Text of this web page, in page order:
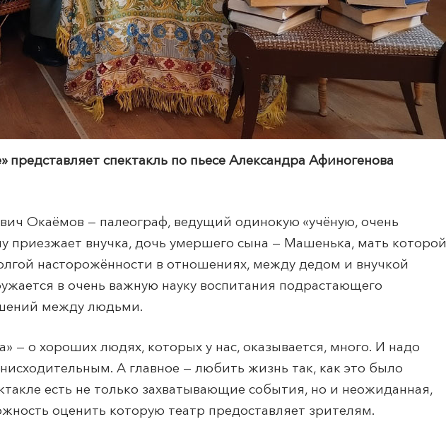
спектакль по пьесе Александра Афиногенова
Окаёмов — палеограф, ведущий одинокую «учёную, очень
приезжает внучка, дочь умершего сына — Машенька, мать которой
насторожённости в отношениях, между дедом и внучкой
в очень важную науку воспитания подрастающего
между людьми.
— о хороших людях, которых у нас, оказывается, много. И надо
А главное — любить жизнь так, как это было
есть не только захватывающие события, но и неожиданная,
оценить которую театр предоставляет зрителям.